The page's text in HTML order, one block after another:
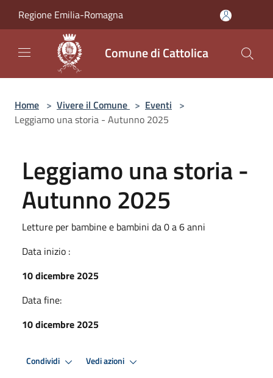
Regione Emilia-Romagna
Comune di Cattolica
Home > Vivere il Comune > Eventi >
Leggiamo una storia - Autunno 2025
Leggiamo una storia -
Autunno 2025
Letture per bambine e bambini da 0 a 6 anni
Data inizio :
10 dicembre 2025
Data fine:
10 dicembre 2025
Condividi Vedi azioni